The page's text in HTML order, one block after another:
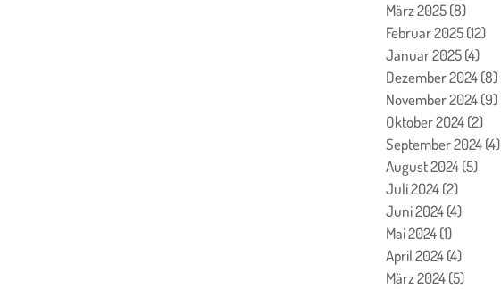
März 2025(8)
Februar 2025(12)
Januar 2025(4)
Dezember 2024(8)
November 2024(9)
Oktober 2024(2)
September 2024(4)
August 2024(5)
Juli 2024(2)
Juni 2024(4)
Mai 2024(1)
April 2024(4)
März 2024(5)